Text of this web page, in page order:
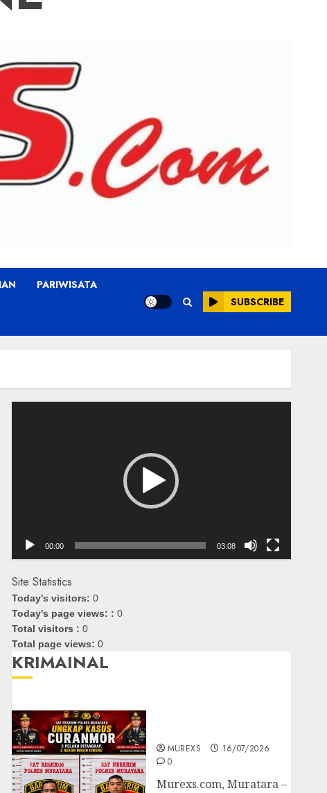
PARIWISATA
SUBSCRIBE
00:00 03:08
Site Statistics
Today's visitors: 0
Today's page views: : 0
Total visitors : 0
Total page views: 0
KRIMAINAL
MUREXS
16/07/2026
0
Murexs.com, Muratara –